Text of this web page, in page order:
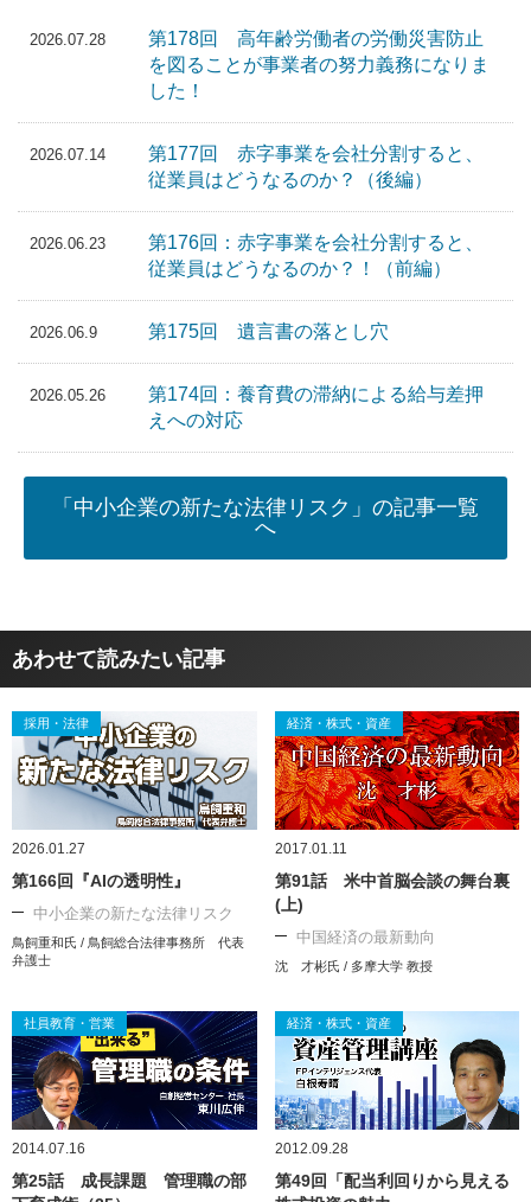
2026.07.28
第178回 高年齢労働者の労働災害防止
を図ることが事業者の努力義務になりま
した！
2026.07.14
第177回 赤字事業を会社分割すると、
従業員はどうなるのか？（後編）
2026.06.23
第176回：赤字事業を会社分割すると、
従業員はどうなるのか？！（前編）
2026.06.9 第175回 遺言書の落とし穴
2026.05.26
第174回：養育費の滞納による給与差押
えへの対応
「中小企業の新たな法律リスク」の記事一覧
へ
あわせて読みたい記事
採用・法律
2026.01.27
第166回『AIの透明性』
中小企業の新たな法律リスク
鳥飼重和氏 / 鳥飼総合法律事務所 代表
弁護士
経済・株式・資産
2017.01.11
第91話 米中首脳会談の舞台裏
(上)
中国経済の最新動向
沈 才彬氏 / 多摩大学 教授
社員教育・営業
2014.07.16
第25話 成長課題 管理職の部
経済・株式・資産
2012.09.28
第49回「配当利回りから見える